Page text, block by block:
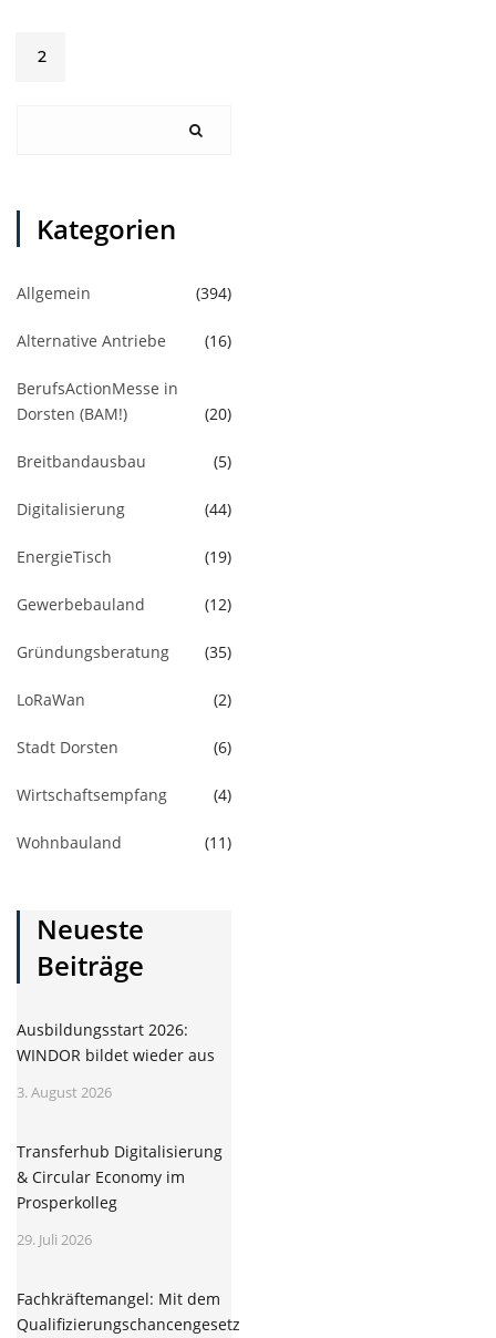
2
Kategorien
Allgemein (394)
Alternative Antriebe (16)
BerufsActionMesse in
Dorsten (BAM!)
(20)
Breitbandausbau (5)
Digitalisierung (44)
EnergieTisch (19)
Gewerbebauland (12)
Gründungsberatung (35)
LoRaWan (2)
Stadt Dorsten (6)
Wirtschaftsempfang (4)
Wohnbauland (11)
Neueste
Beiträge
Ausbildungsstart 2026:
WINDOR bildet wieder aus
3. August 2026
Transferhub Digitalisierung
& Circular Economy im
Prosperkolleg
29. Juli 2026
Fachkräftemangel: Mit dem
Qualifizierungschancengesetz